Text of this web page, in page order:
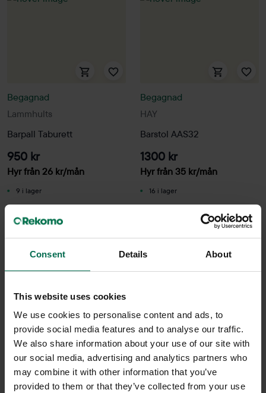
Consent Details About
This website uses cookies
We use cookies to personalise content and ads, to
provide social media features and to analyse our traffic.
We also share information about your use of our site with
our social media, advertising and analytics partners who
may combine it with other information that you’ve
provided to them or that they’ve collected from your use
Lammhults
Begagnad
Barpall Taburett
950 kr
Hyr från 26 kr/mån
9 i lager
C02
HAY
Begagnad
Barstol AAS32
1300 kr
Hyr från 35 kr/mån
16 i lager
Sparar miljön ca 37 kg
Begagnad Begagnad